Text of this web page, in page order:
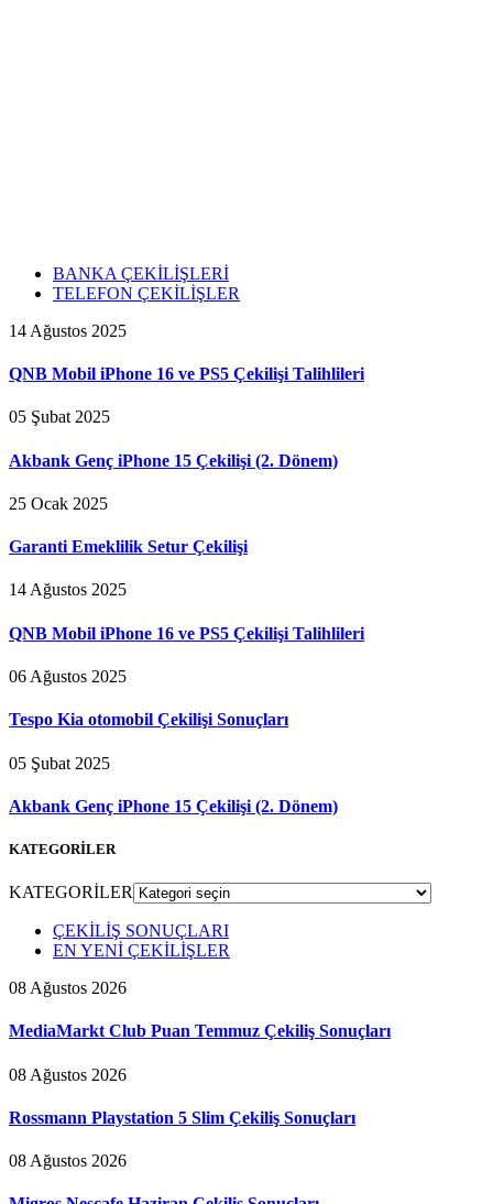
BANKA ÇEKİLİŞLERİ
TELEFON ÇEKİLİŞLER
14 Ağustos 2025
QNB Mobil iPhone 16 ve PS5 Çekilişi Talihlileri
05 Şubat 2025
Akbank Genç iPhone 15 Çekilişi (2. Dönem)
25 Ocak 2025
Garanti Emeklilik Setur Çekilişi
14 Ağustos 2025
QNB Mobil iPhone 16 ve PS5 Çekilişi Talihlileri
06 Ağustos 2025
Tespo Kia otomobil Çekilişi Sonuçları
05 Şubat 2025
Akbank Genç iPhone 15 Çekilişi (2. Dönem)
KATEGORİLER
KATEGORİLER
ÇEKİLİŞ SONUÇLARI
EN YENİ ÇEKİLİŞLER
08 Ağustos 2026
MediaMarkt Club Puan Temmuz Çekiliş Sonuçları
08 Ağustos 2026
Rossmann Playstation 5 Slim Çekiliş Sonuçları
08 Ağustos 2026